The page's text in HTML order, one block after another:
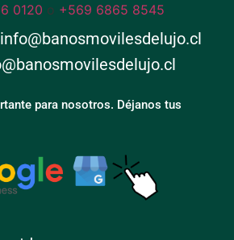
0120 o +569 6865 8545
para nosotros. Déjanos tus